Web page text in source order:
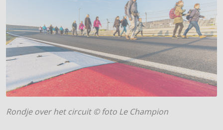
Rondje over het circuit © foto Le Champion